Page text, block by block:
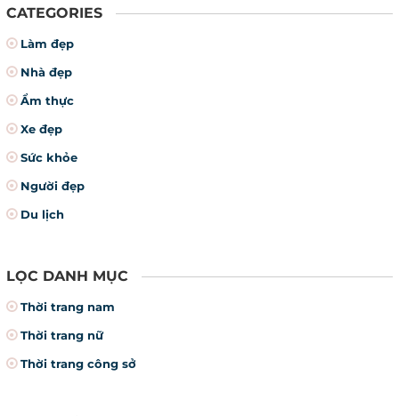
CATEGORIES
Làm đẹp
Nhà đẹp
Ẩm thực
Xe đẹp
Sức khỏe
Người đẹp
Du lịch
LỌC DANH MỤC
Thời trang nam
Thời trang nữ
Thời trang công sở